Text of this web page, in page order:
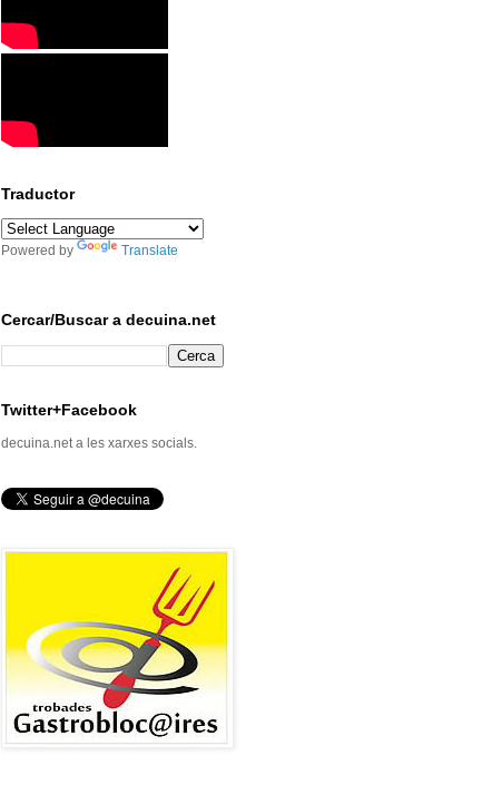
Traductor
Powered by Translate
Cercar/Buscar a decuina.net
Twitter+Facebook
decuina.net a les xarxes socials.